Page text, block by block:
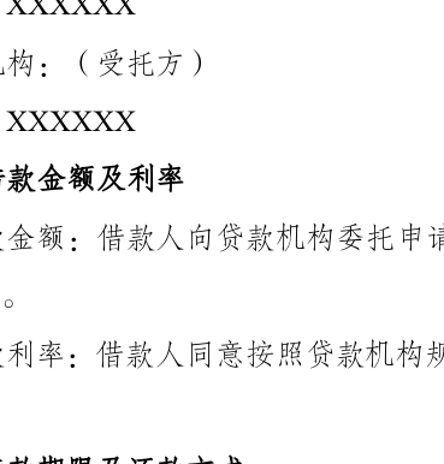
2.还款方式：借款人同意按照贷款机构规定的还款方式进行
一、借款金额及利率
二、贷款期限及还款方式